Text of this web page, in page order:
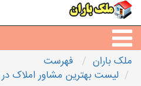
مشاورین
ملک باران
فهرست
لیست بهترین مشاور املاک در